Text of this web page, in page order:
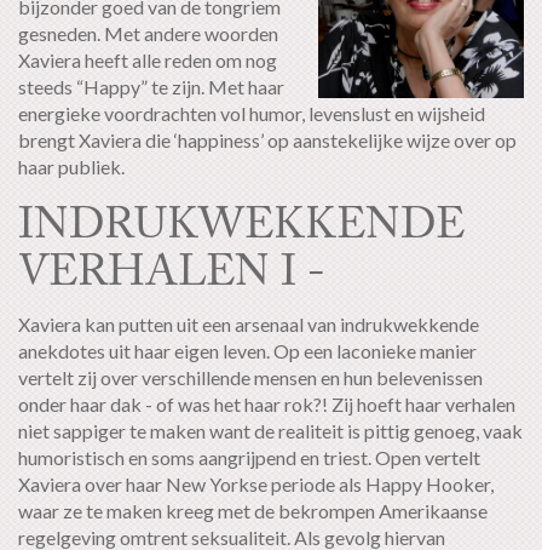
bijzonder goed van de tongriem
gesneden. Met andere woorden
Xaviera heeft alle reden om nog
steeds “Happy” te zijn. Met haar
energieke voordrachten vol humor, levenslust en wijsheid
brengt Xaviera die ‘happiness’ op aanstekelijke wijze over op
haar publiek.
INDRUKWEKKENDE
VERHALEN I -
Xaviera kan putten uit een arsenaal van indrukwekkende
anekdotes uit haar eigen leven. Op een laconieke manier
vertelt zij over verschillende mensen en hun belevenissen
onder haar dak - of was het haar rok?! Zij hoeft haar verhalen
niet sappiger te maken want de realiteit is pittig genoeg, vaak
humoristisch en soms aangrijpend en triest. Open vertelt
Xaviera over haar New Yorkse periode als Happy Hooker,
waar ze te maken kreeg met de bekrompen Amerikaanse
regelgeving omtrent seksualiteit. Als gevolg hiervan